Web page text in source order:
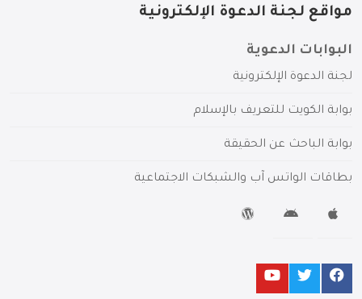
مواقع لجنة الدعوة الإلكترونية
البوابات الدعوية
لجنة الدعوة الإلكترونية
بوابة الكويت للتعريف بالإسلام
بوابة الباحث عن الحقيقة
بطاقات الواتس آب والشبكات الاجتماعية